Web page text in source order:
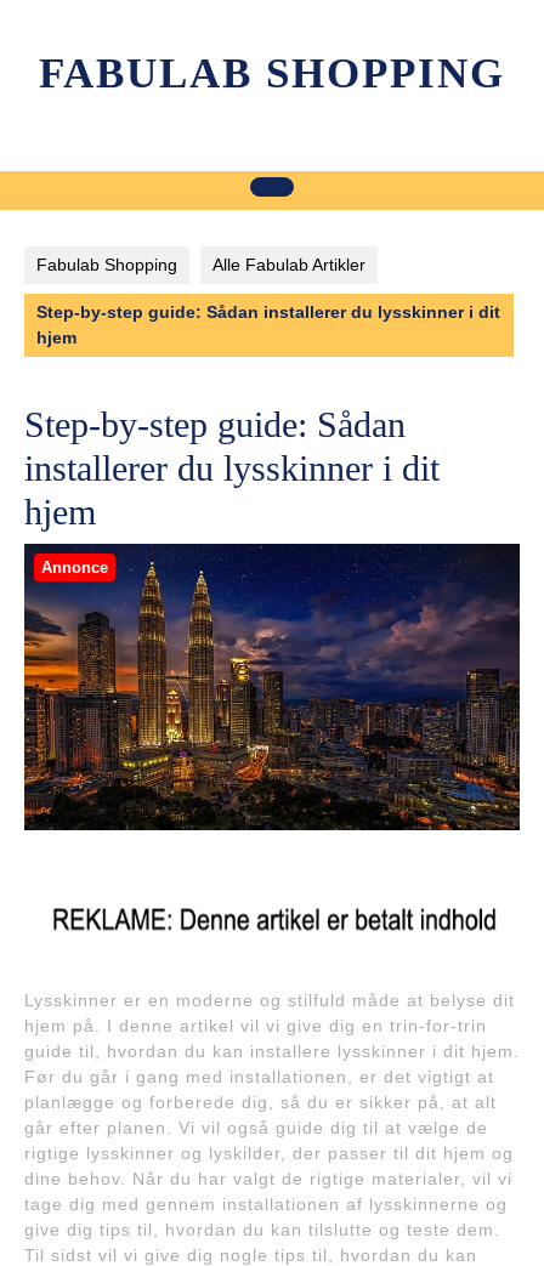
contentFABULAB SHOPPING
Fabulab Shopping Alle Fabulab Artikler
Step-by-step guide: Sådan installerer du lysskinner i dit
hjem
Step-by-step guide: Sådan
installerer du lysskinner i dit
hjem
Annonce
Lysskinner er en moderne og stilfuld måde at belyse dit
hjem på. I denne artikel vil vi give dig en trin-for-trin
guide til, hvordan du kan installere lysskinner i dit hjem.
Før du går i gang med installationen, er det vigtigt at
planlægge og forberede dig, så du er sikker på, at alt
går efter planen. Vi vil også guide dig til at vælge de
rigtige lysskinner og lyskilder, der passer til dit hjem og
dine behov. Når du har valgt de rigtige materialer, vil vi
tage dig med gennem installationen af lysskinnerne og
give dig tips til, hvordan du kan tilslutte og teste dem.
Til sidst vil vi give dig nogle tips til, hvordan du kan